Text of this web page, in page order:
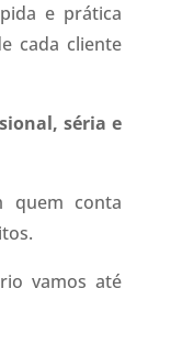
e prática
cada cliente
séria e
quem conta
vamos até